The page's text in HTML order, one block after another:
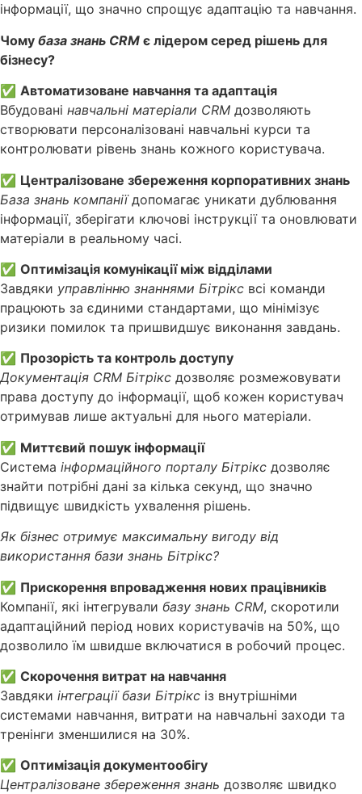
інформації, що значно спрощує адаптацію та навчання.
Чому база знань CRM є лідером серед рішень для
бізнесу?
✅ Автоматизоване навчання та адаптація
Вбудовані навчальні матеріали CRM дозволяють
створювати персоналізовані навчальні курси та
контролювати рівень знань кожного користувача.
✅ Централізоване збереження корпоративних знань
База знань компаніїдопомагає уникати дублювання
інформації, зберігати ключові інструкції та оновлювати
матеріали в реальному часі.
✅ Оптимізація комунікації між відділами
Завдяки управлінню знаннями Бітрікс всі команди
працюють за єдиними стандартами, що мінімізує
ризики помилок та пришвидшує виконання завдань.
✅ Прозорість та контроль доступу
Документація CRM Бітрікс дозволяє розмежовувати
права доступу до інформації, щоб кожен користувач
отримував лише актуальні для нього матеріали.
✅ Миттєвий пошук інформації
Система інформаційного порталу Бітрікс дозволяє
знайти потрібні дані за кілька секунд, що значно
підвищує швидкість ухвалення рішень.
Як бізнес отримує максимальну вигоду від
використання бази знань Бітрікс?
✅ Прискорення впровадження нових працівників
Компанії, які інтегрували базу знань CRM, скоротили
адаптаційний період нових користувачів на 50%, що
дозволило їм швидше включатися в робочий процес.
✅ Скорочення витрат на навчання
Завдяки інтеграції бази Бітрікс із внутрішніми
системами навчання, витрати на навчальні заходи та
тренінги зменшилися на 30%.
✅ Оптимізація документообігу
Централізоване збереження знань дозволяє швидко